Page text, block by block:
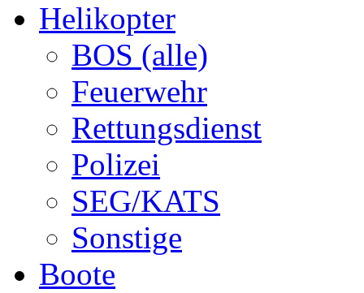
Helikopter
BOS (alle)
Feuerwehr
Rettungsdienst
Polizei
SEG/KATS
Sonstige
Boote